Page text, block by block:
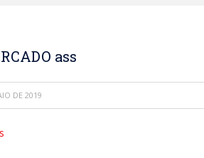
ass
DE 2019